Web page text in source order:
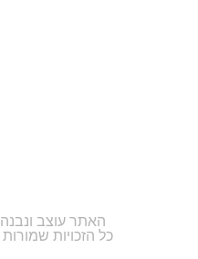
האתר עוצב ונבנה
כל הזכויות שמורות